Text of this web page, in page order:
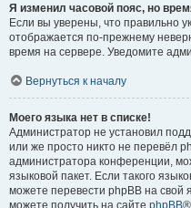
Я изменил часовой пояс, но
Если вы уверены, что правильно
отображается по-прежнему
время на сервере. Уведомите
Вернуться к началу
Моего языка нет в списке!
Администратор не установил
или же просто никто не перевёл
администратора конференции,
языковой пакет. Если такого
можете перевести phpBB на
можете получить на сайте phpBB